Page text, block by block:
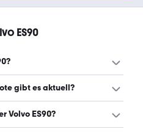
ES90
ES90 liegt zwischen 68.890
gibt es aktuell?
bei mobile.de, davon 97
Volvo ES90?